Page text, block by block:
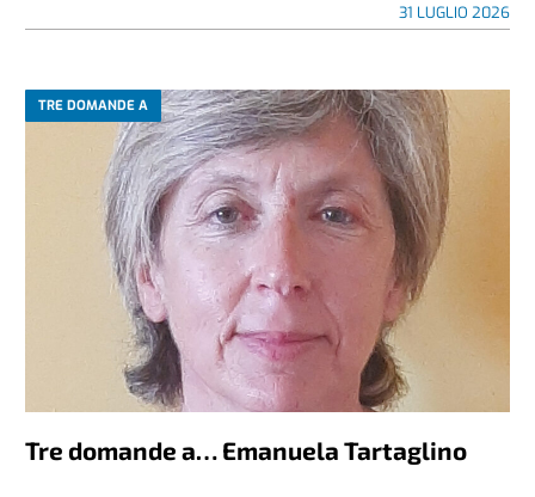
31 LUGLIO 2026
TRE DOMANDE A
Tre domande a… Emanuela Tartaglino